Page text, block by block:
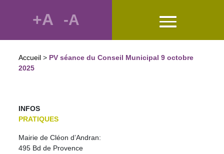
+A -A
Accueil > PV séance du Conseil Municipal 9 octobre
2025
INFOS
PRATIQUES
Mairie de Cléon d’Andran:
495 Bd de Provence